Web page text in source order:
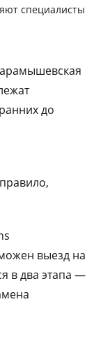
специалисты
до
выезд на
в два этапа —